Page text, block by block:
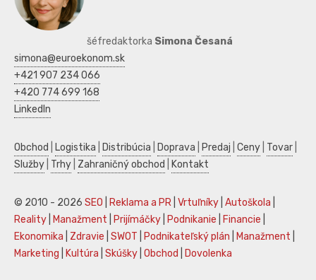
šéfredaktorka Simona Česaná
simona@euroekonom.sk
+421 907 234 066
+420 774 699 168
LinkedIn
Obchod Logistika Distribúcia Doprava Predaj Ceny Tovar
Služby Trhy Zahraničný obchod Kontakt
© 2010 - 2026 SEO Reklama a PR Vrtuľníky Autoškola
Reality
Manažment Prijímáčky Podnikanie Financie
Ekonomika
Zdravie SWOT Podnikateľský plán Manažment
Marketing
Kultúra Skúšky Obchod Dovolenka